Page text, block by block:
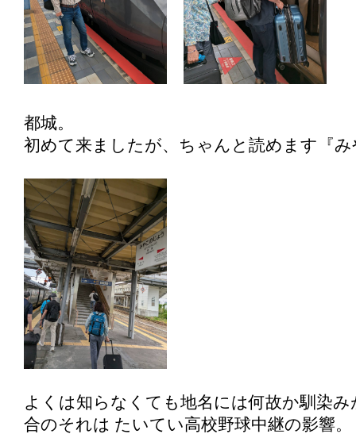
都城。
初めて来ましたが、ちゃんと読めます『
よくは知らなくても地名には何故か馴染
合のそれは たいてい高校野球中継の影響。